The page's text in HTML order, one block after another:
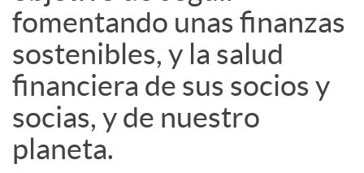
fomentando unas finanzas
sostenibles, y la salud
financiera de sus socios y
socias, y de nuestro
planeta.